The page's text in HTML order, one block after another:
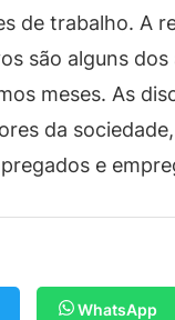
de trabalho. A
são alguns
meses. As
da
e
WhatsApp